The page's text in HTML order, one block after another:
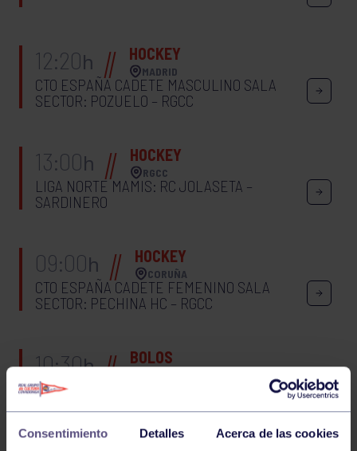
Consentimiento Detalles Acerca de las cookies
12:20h HOCKEY
MADRID
CTO ESPAÑA CADETE MASCULINO SALA
SECTOR: POZUELO – RGCC
13:00h HOCKEY
RGCC
LIGA NORTE MAMIS: RC JOLASETA –
SARDINERO
09:00h HOCKEY
CORUÑA
CTO ESPAÑA CADETE FEMENINO SALA
SECTOR: PECHINA HC – RGCC
10:30h BOLOS
COPA PRINCIPADO